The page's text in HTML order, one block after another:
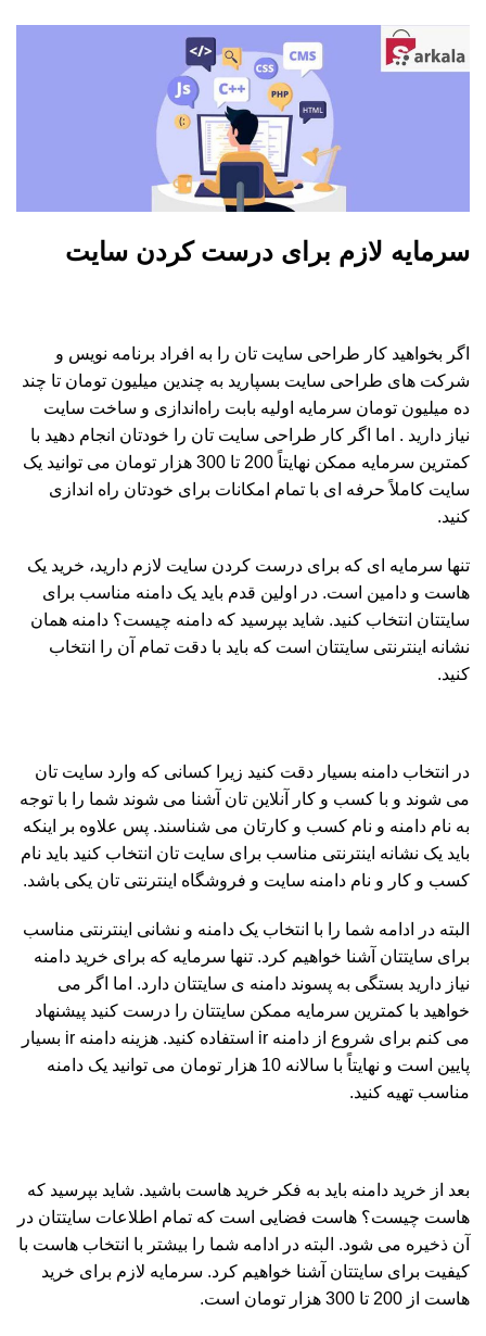
سرمایه لازم برای درست کردن سایت
اگر بخواهید کار طراحی سایت تان را به افراد برنامه نویس و
شرکت های طراحی سایت بسپارید به چندین میلیون تومان تا چند
ده میلیون تومان سرمایه اولیه بابت راه‌اندازی و ساخت سایت
نیاز دارید . اما اگر کار طراحی سایت تان را خودتان انجام دهید با
کمترین سرمایه ممکن نهایتاً 200 تا 300 هزار تومان می توانید یک
سایت کاملاً حرفه ای با تمام امکانات برای خودتان راه اندازی
کنید.
تنها سرمایه ای که برای درست کردن سایت لازم دارید، خرید یک
هاست و دامین است. در اولین قدم باید یک دامنه مناسب برای
سایتتان انتخاب کنید. شاید بپرسید که دامنه چیست؟ دامنه همان
نشانه اینترنتی سایتتان است که باید با دقت تمام آن را انتخاب
کنید.
در انتخاب دامنه بسیار دقت کنید زیرا کسانی که وارد سایت تان
می شوند و با کسب و کار آنلاین تان آشنا می شوند شما را با توجه
به نام دامنه و نام کسب و کارتان می شناسند. پس علاوه بر اینکه
باید یک نشانه اینترنتی مناسب برای سایت تان انتخاب کنید باید نام
کسب و کار و نام دامنه سایت و فروشگاه اینترنتی تان یکی باشد.
البته در ادامه شما را با انتخاب یک دامنه و نشانی اینترنتی مناسب
برای سایتتان آشنا خواهیم کرد. تنها سرمایه که برای خرید دامنه
نیاز دارید بستگی به پسوند دامنه ی سایتتان دارد. اما اگر می
خواهید با کمترین سرمایه ممکن سایتتان را درست کنید پیشنهاد
می کنم برای شروع از دامنه ir استفاده کنید. هزینه دامنه ir بسیار
پایین است و نهایتاً با سالانه 10 هزار تومان می توانید یک دامنه
مناسب تهیه کنید.
بعد از خرید دامنه باید به فکر خرید هاست باشید. شاید بپرسید که
هاست چیست؟ هاست فضایی است که تمام اطلاعات سایتتان در
آن ذخیره می شود. البته در ادامه شما را بیشتر با انتخاب هاست با
کیفیت برای سایتتان آشنا خواهیم کرد. سرمایه لازم برای خرید
هاست از 200 تا 300 هزار تومان است.